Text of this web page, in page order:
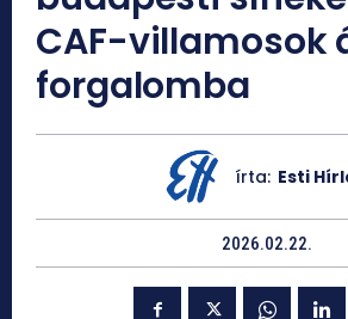
CAF-villamosok
forgalomba
írta: Esti
2026.02.22.